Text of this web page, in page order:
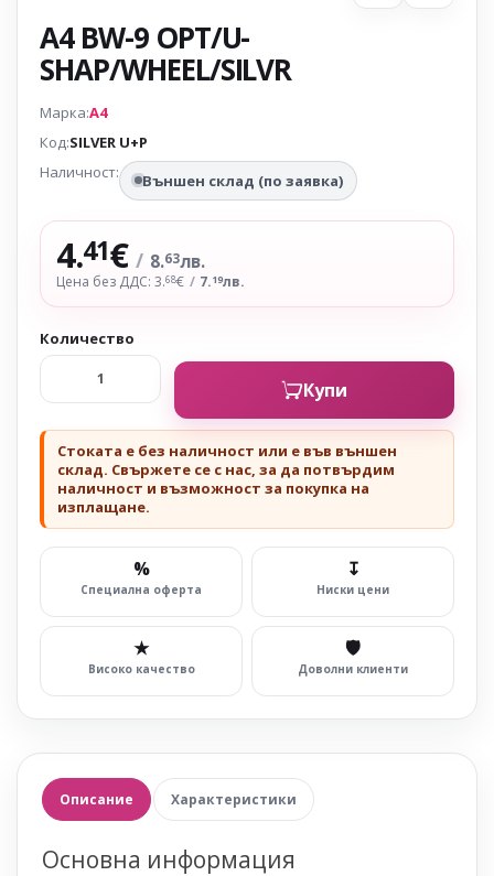
A4 BW-9 OPT/U-
SHAP/WHEEL/SILVR
Марка:A4
Код:SILVER U+P
Наличност:
Външен склад (по заявка)
4.41€ / 8.63лв.
Цена без ДДС: 3.68€ / 7.19лв.
Количество
Купи
Стоката е без наличност или е във външен
склад. Свържете се с нас, за да потвърдим
наличност и възможност за покупка на
изплащане.
%
Специална оферта
↧
Ниски цени
★
Високо качество
🛡
Доволни клиенти
Описание Характеристики
Основна информация